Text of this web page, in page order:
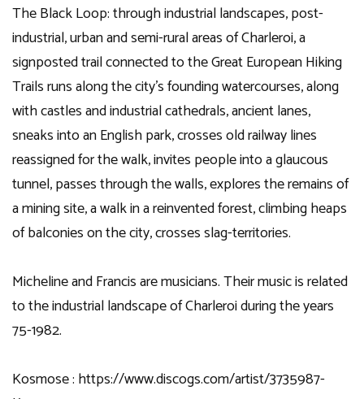
The Black Loop: through industrial landscapes, post-
industrial, urban and semi-rural areas of Charleroi, a
signposted trail connected to the Great European Hiking
Trails runs along the city’s founding watercourses, along
with castles and industrial cathedrals, ancient lanes,
sneaks into an English park, crosses old railway lines
reassigned for the walk, invites people into a glaucous
tunnel, passes through the walls, explores the remains of
a mining site, a walk in a reinvented forest, climbing heaps
of balconies on the city, crosses slag-territories.
Micheline and Francis are musicians. Their music is related
to the industrial landscape of Charleroi during the years
75-1982.
Kosmose : https://www.discogs.com/artist/3735987-